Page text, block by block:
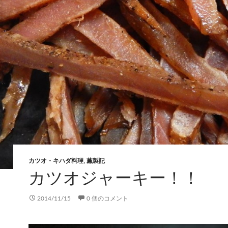
カツオ・キハダ料理, 薫製記
カツオジャーキー！！
2014/11/15 0 個のコメント